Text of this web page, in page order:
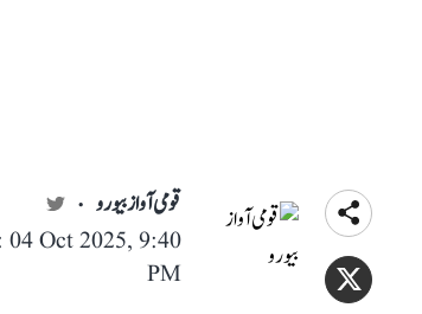
قومی آواز بیورو
04 Oct 2025, 9:40
PM